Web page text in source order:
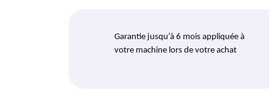
Garantie jusqu’à 6 mois appliquée à
votre machine lors de votre achat